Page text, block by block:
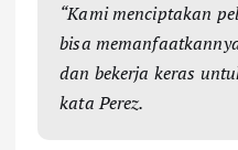
“Kami menciptakan
bisa
dan bekerja keras
kata Perez.